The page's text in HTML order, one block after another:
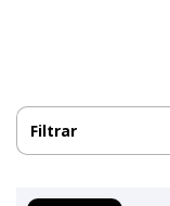
Filtrar